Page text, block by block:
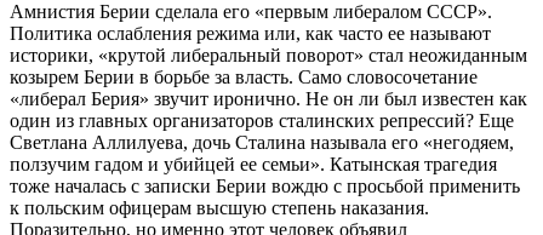
Амнистия Берии сделала его «первым либералом СССР».
Политика ослабления режима или, как часто ее называют
историки, «крутой либеральный поворот» стал неожиданным
козырем Берии в борьбе за власть. Само словосочетание
«либерал Берия» звучит иронично. Не он ли был известен как
один из главных организаторов сталинских репрессий? Еще
Светлана Аллилуева, дочь Сталина называла его «негодяем,
ползучим гадом и убийцей ее семьи». Катынская трагедия
тоже началась с записки Берии вождю с просьбой применить
к польским офицерам высшую степень наказания.
Поразительно, но именно этот человек объявил